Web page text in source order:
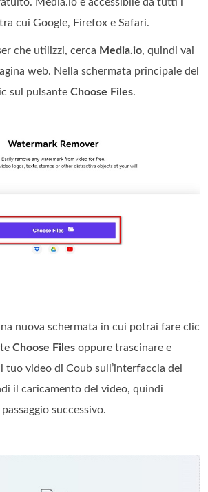
cui Google, Firefox e Safari.
che utilizzi, cerca Media.io, quindi vai
web. Nella schermata principale del
sul pulsanteChoose Files.
nuova schermata in cui potrai fare clic
Choose Files oppure trascinare e
tuo video di Coub sull’interfaccia del
il caricamento del video, quindi
successivo.